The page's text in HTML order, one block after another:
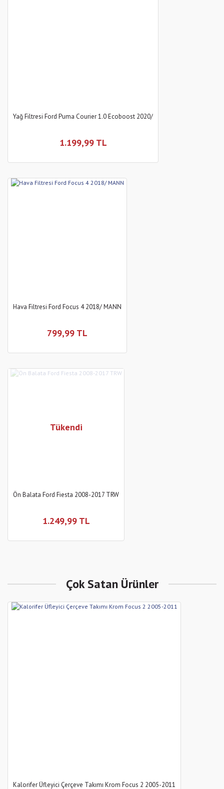
Yağ Filtresi Ford Puma Courier 1.0 Ecoboost 2020/
1.199,99 TL
Hava Filtresi Ford Focus 4 2018/ MANN
799,99 TL
Tükendi
Ön Balata Ford Fiesta 2008-2017 TRW
1.249,99 TL
Çok Satan Ürünler
Kalorifer Üfleyici Çerçeve Takımı Krom Focus 2 2005-2011